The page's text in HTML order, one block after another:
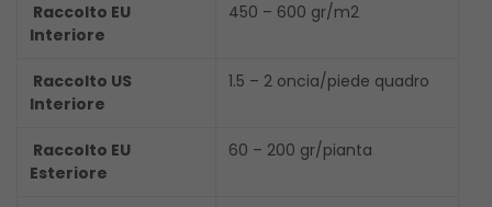
Raccolto EU
Interiore
450 – 600 gr/m2
Raccolto US
Interiore
1.5 – 2 oncia/piede quadro
Raccolto EU
Esteriore
60 – 200 gr/pianta